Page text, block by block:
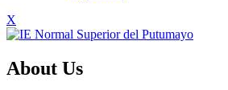
X
About Us